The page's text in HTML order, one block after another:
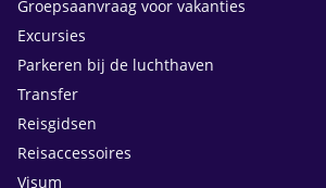
Groepsaanvraag voor vakanties
Excursies
Parkeren bij de luchthaven
Transfer
Reisgidsen
Reisaccessoires
Visum